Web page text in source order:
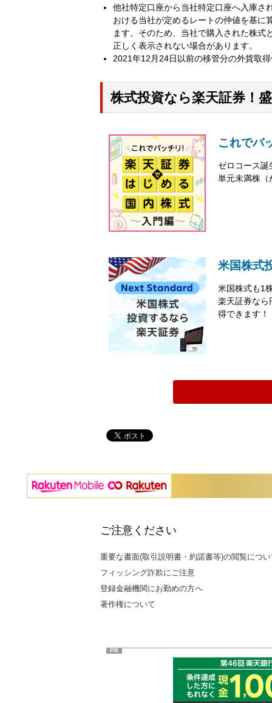
他社特定口座から当社特定口座へ入庫さ
おける当社が定めるレートの仲値を基に
ます。そのため、当社で購入された株
正しく表示されない場合があります。
2021年12月24日以前の移管分の外貨取
株式投資なら楽天証券！
これでバ
ゼロコース
単元未満株（
米国株式
米国株式も1
楽天証券なら
得できます！
ご注意ください
重要な書面(取引説明書・約諾書等)の閲覧につ
フィッシング詐欺にご注意
登録金融機関にお勤めの方へ
著作権について
PR